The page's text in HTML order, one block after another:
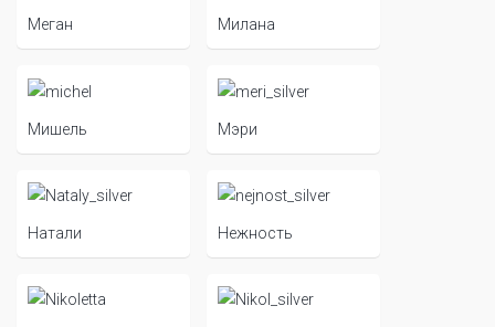
Меган Милана
Мишель Мэри
Натали Нежность